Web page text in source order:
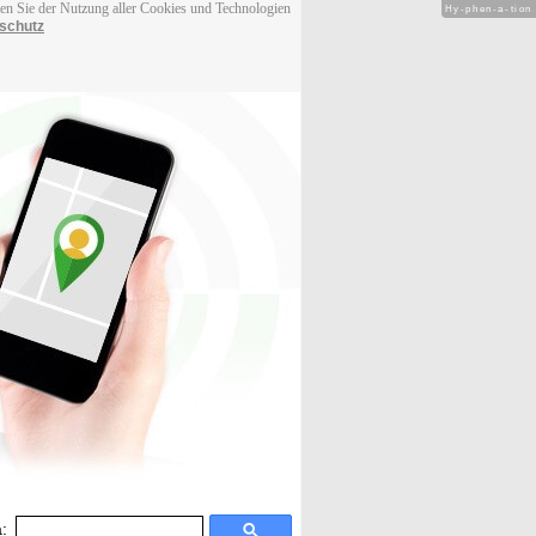
Sie der Nutzung aller Cookies und Technologien
Hy-phen-a-tion